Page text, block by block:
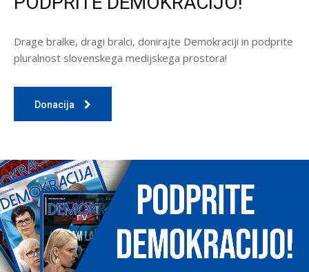
Drage bralke, dragi bralci, donirajte Demokraciji in podprite
pluralnost slovenskega medijskega prostora!
Donacija